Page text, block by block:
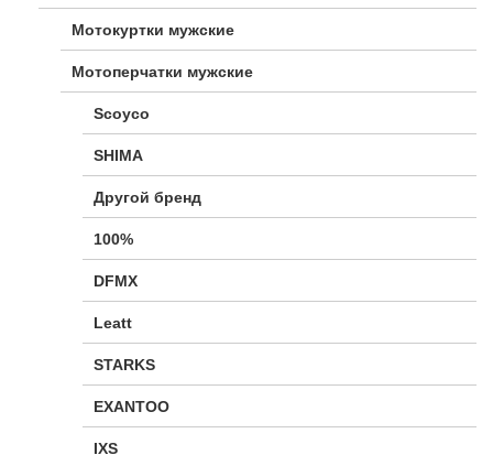
Мотокуртки мужские
Мотоперчатки мужские
Scoyco
SHIMA
Другой бренд
100%
DFMX
Leatt
STARKS
EXANTOO
IXS